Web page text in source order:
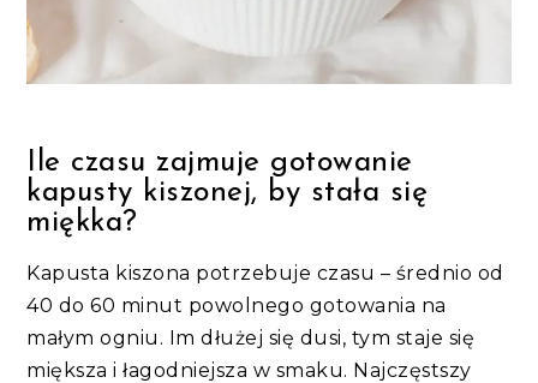
Ile czasu zajmuje gotowanie
kapusty kiszonej, by stała się
miękka?
Kapusta kiszona potrzebuje czasu – średnio od
40 do 60 minut powolnego gotowania na
małym ogniu. Im dłużej się dusi, tym staje się
miększa i łagodniejsza w smaku. Najczęstszy